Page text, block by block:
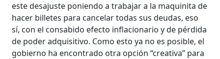
este desajuste poniendo a trabajar a la maquinita de
hacer billetes para cancelar todas sus deudas, eso
sí, con el consabido efecto inflacionario y de pérdida
de poder adquisitivo. Como esto ya no es posible, el
gobierno ha encontrado otra opción “creativa” para